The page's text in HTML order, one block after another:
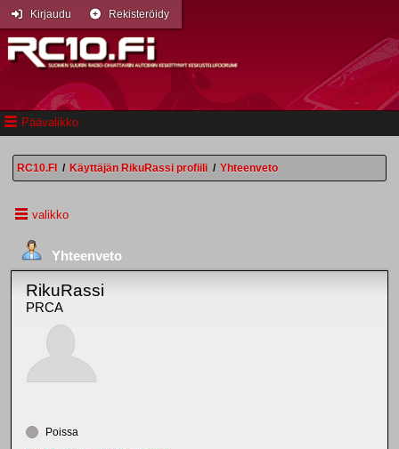
Päävalikko
Kirjaudu Rekisteröidy
RC10.FI / Käyttäjän RikuRassi profiili / Yhteenveto
valikko
Yhteenveto
RikuRassi
PRCA
Poissa